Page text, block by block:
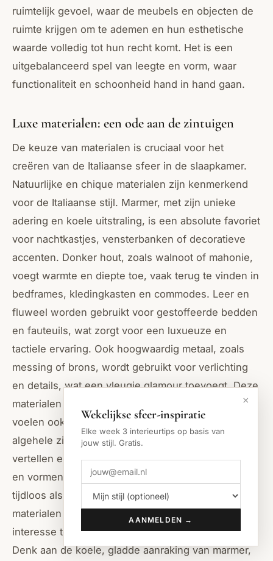
ruimtelijk gevoel, waar de meubels en objecten de
ruimte krijgen om te ademen en hun esthetische
waarde volledig tot hun recht komt. Het is een
uitgebalanceerd spel van leegte en vorm, waar
functionaliteit en schoonheid hand in hand gaan.
Luxe materialen: een ode aan de zintuigen
De keuze van materialen is cruciaal voor het
creëren van de Italiaanse sfeer in de slaapkamer.
Natuurlijke en chique materialen zijn kenmerkend
voor de Italiaanse stijl. Marmer, met zijn unieke
adering en koele uitstraling, is een absolute favoriet
voor nachtkastjes, vensterbanken of decoratieve
accenten. Donker hout, zoals walnoot of mahonie,
voegt warmte en diepte toe, vaak terug te vinden in
bedframes, kledingkasten en commodes. Leer en
fluweel worden gebruikt voor gestoffeerde bedden
en fauteuils, wat zorgt voor een luxueuze en
tactiele ervaring. Ook hoogwaardig metaal, zoals
messing of brons, wordt gebruikt voor verlichting
en details, wat een vleugje glamour toevoegt. Deze
materialen zijn niet alleen prachtig om te zien, maar
voelen ook heerlijk aan en dragen bij aan de
algehele zintuiglijke ervaring van de ruimte. Ze
vertellen een verhaal van rijkdom en authenticiteit,
en vormen de basis voor een interieur dat zowel
tijdloos als modern is. De combinatie van deze luxe
materialen creëert een gelaagdheid die diepte en
interesse toevoegt zonder overweldigend te zijn.
Denk aan de koele, gladde aanraking van marmer,
×
Wekelijkse sfeer-inspiratie
Elke week 3 interieurtips op basis van
jouw stijl. Gratis.
AANMELDEN →